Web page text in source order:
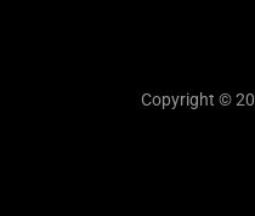
Copyright ©